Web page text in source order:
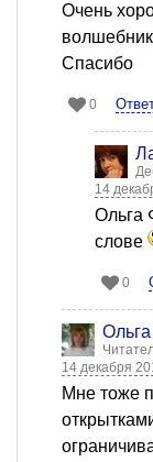
Очень
Спасибо
0
14
Ольга
слове
0
14 декабря
Мне тоже